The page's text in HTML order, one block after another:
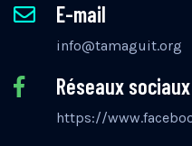
E-mail
info@tamaguit.org
Réseaux sociaux
https://